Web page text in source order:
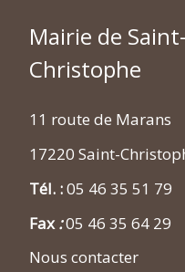
Mairie de Saint-
Christophe
11 route de Marans
17220 Saint-
Tél. :05 46 35 51 79
Fax :05 46 35 64 29
Nous contacter